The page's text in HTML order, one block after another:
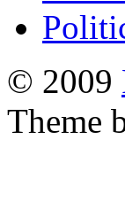
© 2009
Theme